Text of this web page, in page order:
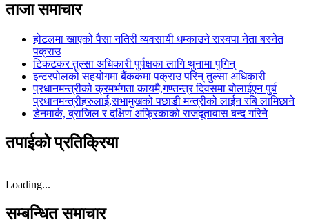
ताजा समाचार
होटलमा खाएको पैसा नतिरी व्यवसायी धम्काउने रास्वपा नेता बस्नेत
पक्राउ
टिकटकर तुल्सा अधिकारी पुर्पक्षका लागि थुनामा पुगिन्
इन्टरपोलको सहयोगमा बैंककमा पक्राउ परिन् तुल्सा अधिकारी
प्रधानमन्त्रीको क्रमभंगता कायमै,गण्तन्त्र दिवसमा बोलाईएन पुर्ब
प्रधानमन्त्रीहरुलाई,सभामुखको पछाडी मन्त्रीको लाईन रबि लामिछाने
डेनमार्क, ब्राजिल र दक्षिण अफ्रिकाको राजदूतावास बन्द गरिने
तपाईको प्रतिक्रिया
Loading...
सम्बन्धित समाचार